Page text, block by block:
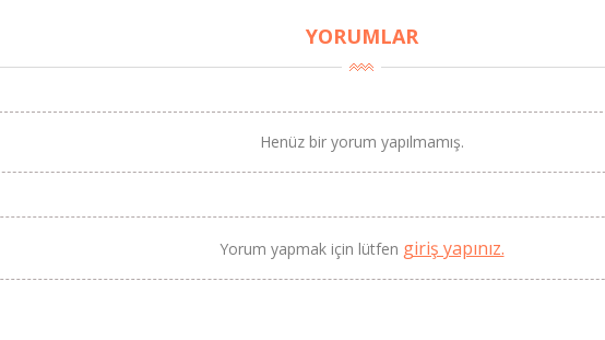
YORUMLAR
Henüz bir yorum yapılmamış.
Yorum yapmak için lütfen giriş yapınız.